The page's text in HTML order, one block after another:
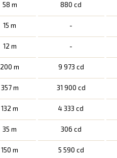
58 m 880 cd
15 m -
12 m -
200 m 9 973 cd
357 m 31 900 cd
132 m 4 333 cd
35 m 306 cd
150 m 5 590 cd